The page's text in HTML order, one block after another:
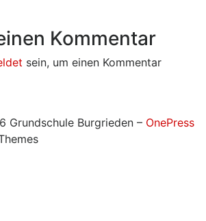
Kommentar
sein, um einen Kommentar
Burgrieden – OnePress